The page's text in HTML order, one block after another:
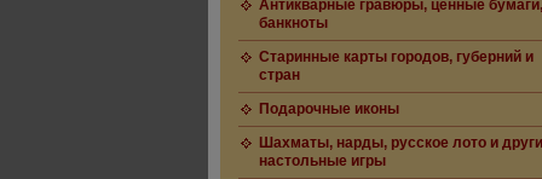
Антикварные гравюры, ценные бумаги,
банкноты
Старинные карты городов, губерний и
стран
Подарочные иконы
Шахматы, нарды, русское лото и
настольные игры